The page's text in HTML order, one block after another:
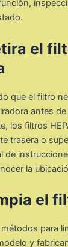
el
que el filtro
antes
los filtros
trasera o
de
la
el
para
y